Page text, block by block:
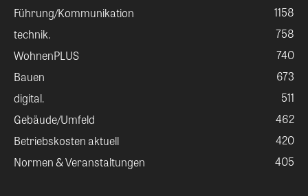
Führung/Kommunikation
1158
technik.
758
WohnenPLUS
740
Bauen
673
digital.
511
Gebäude/Umfeld
462
Betriebskosten aktuell
420
Normen & Veranstaltungen
405